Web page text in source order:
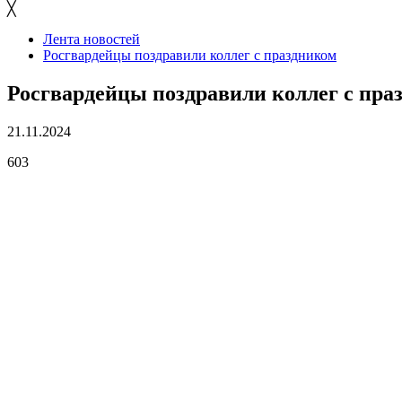
╳
Лента новостей
Росгвардейцы поздравили коллег с праздником
Росгвардейцы поздравили коллег с
21.11.2024
603